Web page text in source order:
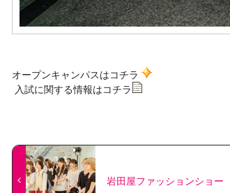
オープンキャンパスはコチラ
入試に関する情報はコチラ
岩田屋ファッションショー